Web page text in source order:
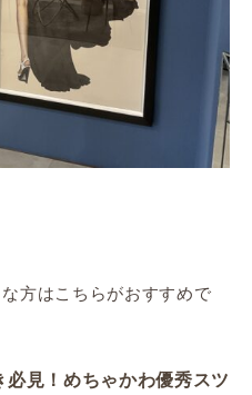
方はこちらがおすすめで
必見！めちゃかわ優秀スツ